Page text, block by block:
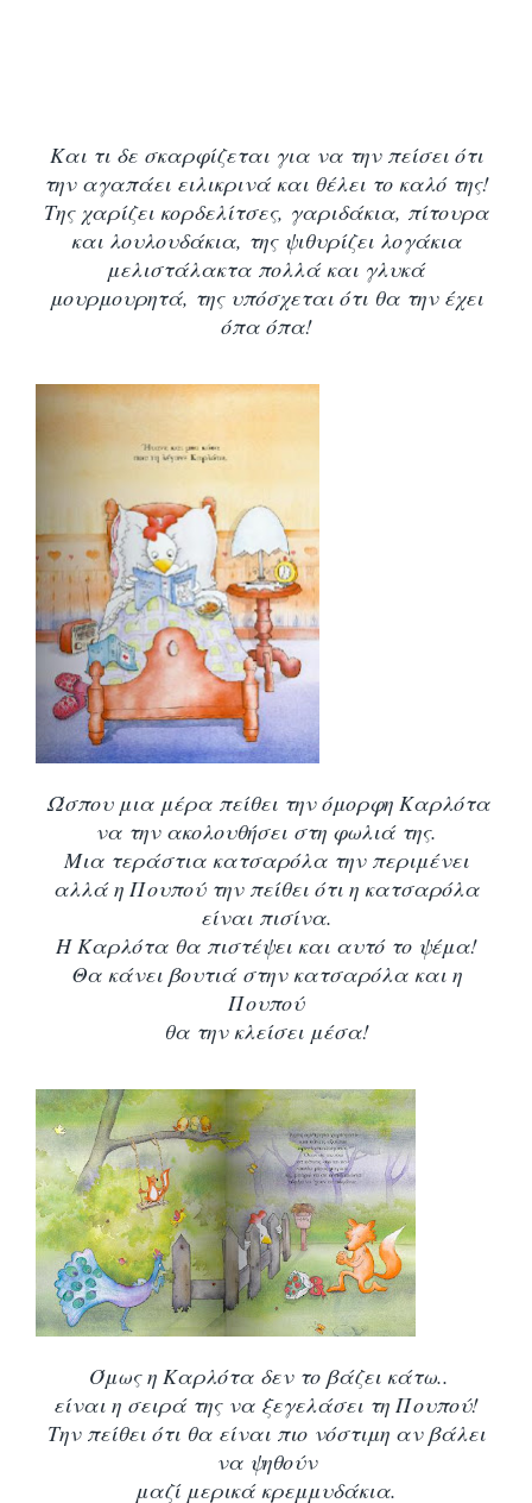
Και τι δε σκαρφίζεται για να την πείσει ότι
την αγαπάει ειλικρινά και θέλει το καλό της!
Της χαρίζει κορδελίτσες, γαριδάκια, πίτουρα
και λουλουδάκια, της ψιθυρίζει λογάκια
μελιστάλακτα πολλά και γλυκά
μουρμουρητά, της υπόσχεται ότι θα την έχει
όπα όπα!
Ώσπου μια μέρα πείθει την όμορφη Καρλότα
να την ακολουθήσει στη φωλιά της.
Μια τεράστια κατσαρόλα την περιμένει
αλλά η Πουπού την πείθει ότι η κατσαρόλα
είναι πισίνα.
Η Καρλότα θα πιστέψει και αυτό το ψέμα!
Θα κάνει βουτιά στην κατσαρόλα και η
Πουπού
θα την κλείσει μέσα!
Όμως η Καρλότα δεν το βάζει κάτω..
είναι η σειρά της να ξεγελάσει τη Πουπού!
Την πείθει ότι θα είναι πιο νόστιμη αν βάλει
να ψηθούν
μαζί μερικά κρεμμυδάκια.